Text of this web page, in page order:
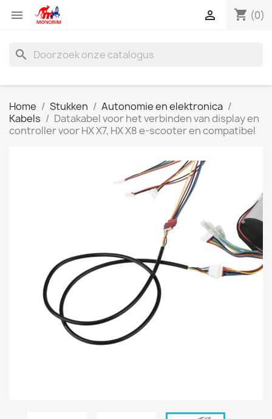
 shopping_cart (0)

search
Home Stukken
Autonomie en elektronica
Kabels
Datakabel voor het verbinden van display en
controller voor HX X7, HX X8 e-scooter en compatibel